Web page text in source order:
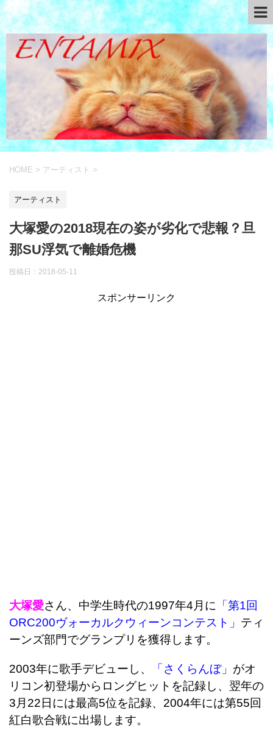
HOME > アーティスト >
アーティスト
大塚愛の2018現在の姿が劣化で悲報？旦
那SU浮気で離婚危機
投稿日： 2018-05-11
スポンサーリンク
大塚愛さん、中学生時代の1997年4月に 「第1回
ORC200ヴォーカルクウィーンコンテスト」 ティ
ーンズ部門でグランプリを獲得します。
2003年に歌手デビューし、 「さくらんぼ」 がオ
リコン初登場からロングヒットを記録し、翌年の
3月22日には最高5位を記録、2004年には第55回
紅白歌合戦に出場します。